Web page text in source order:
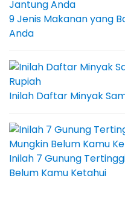
9 Jenis Makanan yang
Anda
Inilah Daftar Minyak
Inilah 7 Gunung
Belum Kamu Ketahui